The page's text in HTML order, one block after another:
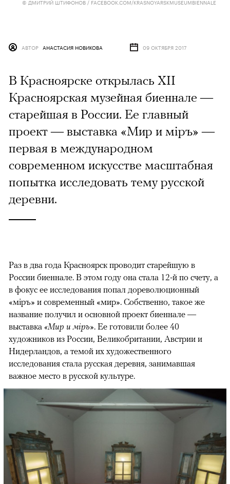
© ДМИТРИЙ ШТИФОНОВ / FACEBOOK.COM/KRASNOYARSKMUSEUMBIENNALE
АВТОР АНАСТАСИЯ НОВИКОВА 09 ОКТЯБРЯ 2017
В Красноярске открылась XII
Красноярская музейная биеннале —
старейшая в России. Ее главный
проект — выставка «Мир и мiръ» —
первая в международном
современном искусстве масштабная
попытка исследовать тему русской
деревни.
Раз в два года Красноярск проводит старейшую в
России биеннале. В этом году она стала 12-й по счету, а
в фокус ее исследования попал дореволюционный
«мipъ» и современный «мир». Собственно, такое же
название получил и основной проект биеннале —
выставка «Мир и мiръ». Ее готовили более 40
художников из России, Великобритании, Австрии и
Нидерландов, а темой их художественного
исследования стала русская деревня, занимавшая
важное место в русской культуре.